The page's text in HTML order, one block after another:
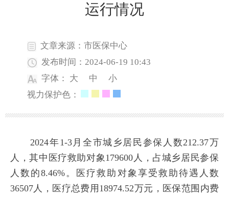
运行情况
文章来源：市医保中心
发布时间：2024-06-19 10:43
字体： 大 中
小
视力保护色：
2024年1-3月全市城乡居民参保人数212.37万
人，其中医疗救助对象179600 人，占城乡居民参保
人数的8.46%。医疗救助对象享受救助待遇人数
36507人，医疗总费用18974.52万元，医保范围内费